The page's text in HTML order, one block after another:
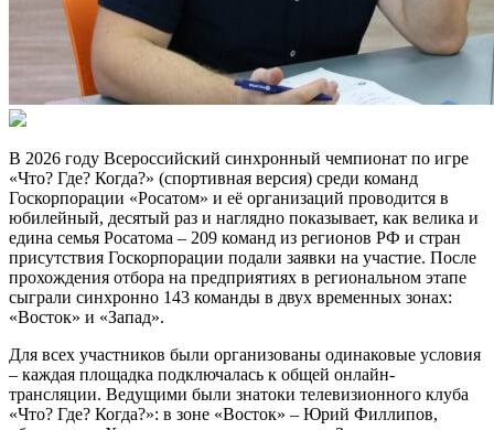
В 2026 году Всероссийский синхронный чемпионат по игре
«Что? Где? Когда?» (спортивная версия) среди команд
Госкорпорации «Росатом» и её организаций проводится в
юбилейный, десятый раз и наглядно показывает, как велика и
едина семья Росатома – 209 команд из регионов РФ и стран
присутствия Госкорпорации подали заявки на участие. После
прохождения отбора на предприятиях в региональном этапе
сыграли синхронно 143 команды в двух временных зонах:
«Восток» и «Запад».
Для всех участников были организованы одинаковые условия
– каждая площадка подключалась к общей онлайн-
трансляции. Ведущими были знатоки телевизионного клуба
«Что? Где? Когда?»: в зоне «Восток» – Юрий Филлипов,